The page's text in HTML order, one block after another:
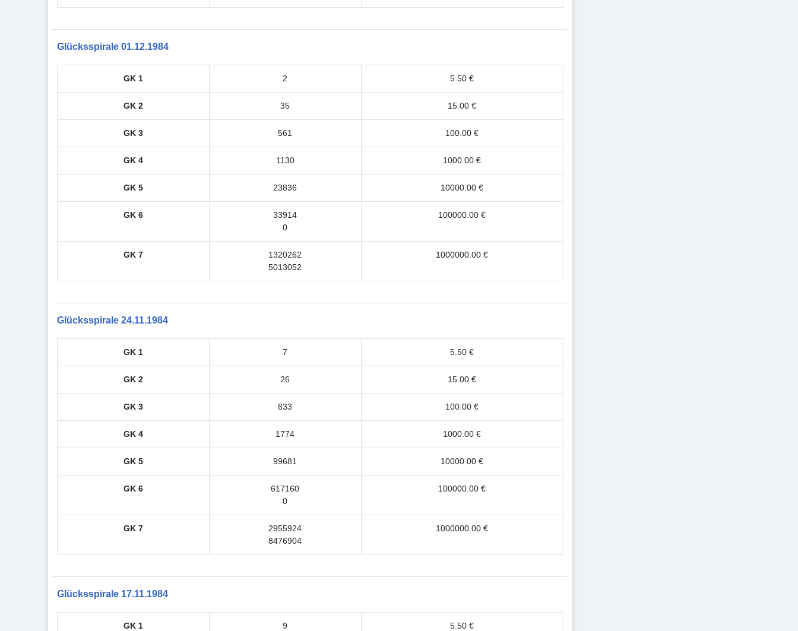
Glücksspirale 01.12.1984
GK 1 2 5.50 €
GK 2 35 15.00 €
GK 3 561 100.00 €
GK 4 1130 1000.00 €
GK 5 23836 10000.00 €
GK 6
33914
0
100000.00 €
GK 7
1320262
5013052
1000000.00 €
Glücksspirale 24.11.1984
GK 1 7 5.50 €
GK 2 26 15.00 €
GK 3 833 100.00 €
GK 4 1774 1000.00 €
GK 5 99681 10000.00 €
GK 6
617160
0
100000.00 €
GK 7
2955924
8476904
1000000.00 €
Glücksspirale 17.11.1984
GK 1 9 5.50 €